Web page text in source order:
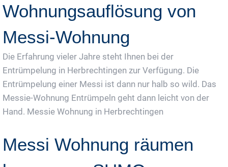
Wohnungsauflösung von
Messi-Wohnung
Die Erfahrung vieler Jahre steht Ihnen bei der
Entrümpelung in Herbrechtingen zur Verfügung. Die
Entrümpelung einer Messi ist dann nur halb so wild. Das
Messie-Wohnung Entrümpeln geht dann leicht von der
Hand. Messie Wohnung in Herbrechtingen
Messi Wohnung räumen